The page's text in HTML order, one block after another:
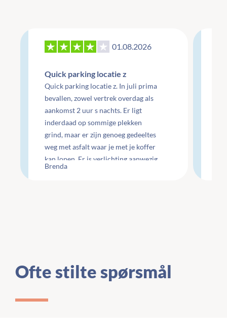
01.08.2026
Quick parking locatie z
Quick parking locatie z. In juli prima
bevallen, zowel vertrek overdag als
aankomst 2 uur s nachts. Er ligt
inderdaad op sommige plekken
grind, maar er zijn genoeg gedeeltes
weg met asfalt waar je met je koffer
kan lopen. Er is verlichting aanwezig
maar wel minimaal.
Brenda
Ofte stilte spørsmål